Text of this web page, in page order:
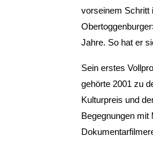
vorseinem Schritt
Jahre. So hat er
Sein erstes
gehörte 2001 zu
Kulturpreis und
Begegnungen